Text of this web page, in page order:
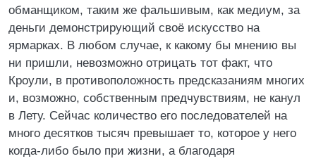
обманщиком, таким же фальшивым, как медиум, за
деньги демонстрирующий своё искусство на
ярмарках. В любом случае, к какому бы мнению вы
ни пришли, невозможно отрицать тот факт, что
Кроули, в противоположность предсказаниям многих
и, возможно, собственным предчувствиям, не канул
в Лету. Сейчас количество его последователей на
много десятков тысяч превышает то, которое у него
когда-либо было при жизни, а благодаря